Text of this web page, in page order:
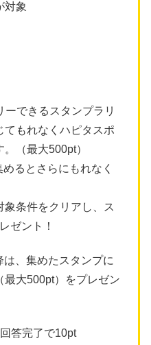
対象
できるスタンプラリ
てもれなくハピタスポ
（最大500pt）
るとさらにもれなく
象条件をクリアし、ス
ゼント！
、集めたスタンプに
最大500pt）をプレゼン
答完了で10pt